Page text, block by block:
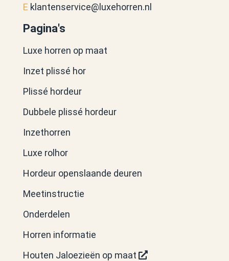
E klantenservice@luxehorren.nl
Pagina's
Luxe horren op maat
Inzet plissé hor
Plissé hordeur
Dubbele plissé hordeur
Inzethorren
Luxe rolhor
Hordeur openslaande deuren
Meetinstructie
Onderdelen
Horren informatie
Houten Jaloezieën op maat